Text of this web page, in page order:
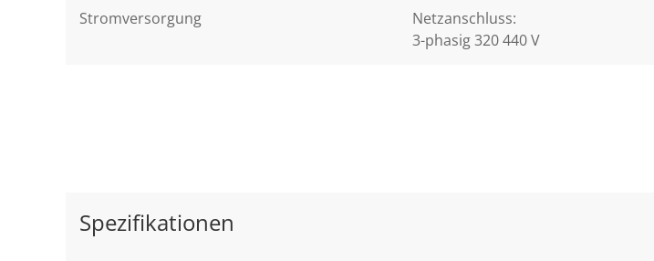
Stromversorgung
Netzanschluss:
3-phasig 320 440 V
Spezifikationen